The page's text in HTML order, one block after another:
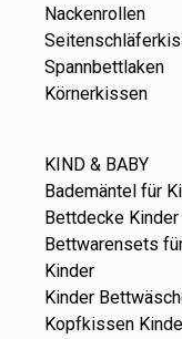
Nackenrollen
Spannbettlaken
Körnerkissen
KIND & BABY
Bademäntel für
Bettdecke Kinder
Bettwarensets
Kinder
Kinder
Kopfkissen